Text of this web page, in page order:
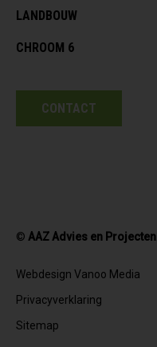
LANDBOUW
CHROOM 6
CONTACT
© AAZ Advies en Projecten
Webdesign Vanoo Media
Privacyverklaring
Sitemap